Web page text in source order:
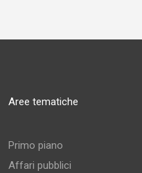
Aree tematiche
Primo piano
Affari pubblici